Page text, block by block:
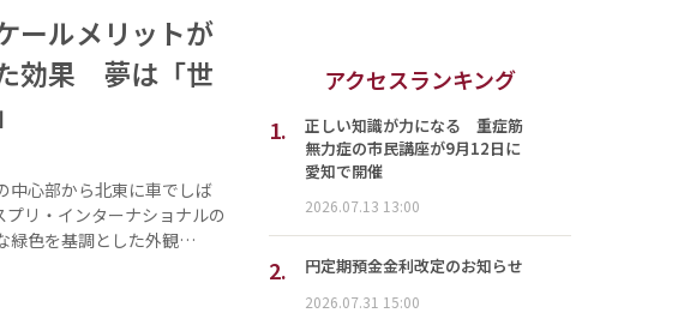
ールメリットが
効果 夢は「世
心部から北東に車でしば
リ・インターナショナルの
緑色を基調とした外観…
アクセスランキング
1.
正しい知識が力になる 重症筋
無力症の市民講座が9月12日に
愛知で開催
2026.07.13 13:00
2. 円定期預金金利改定のお知らせ
2026.07.31 15:00